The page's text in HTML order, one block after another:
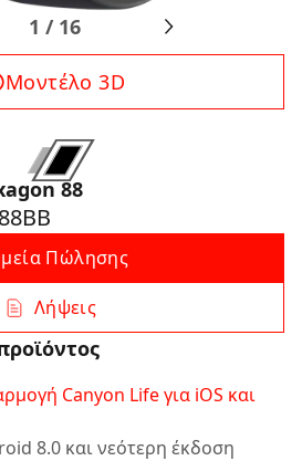
1 / 16
Μοντέλο 3D
88
Πώλησης
Λήψεις
Canyon Life για iOS και
8.0 και νεότερη έκδοση